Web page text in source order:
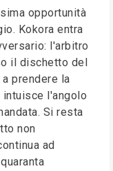
opportunità
Kokora entra
l'arbitro
il dischetto del
prendere la
intuisce l'angolo
Si resta
non
ad